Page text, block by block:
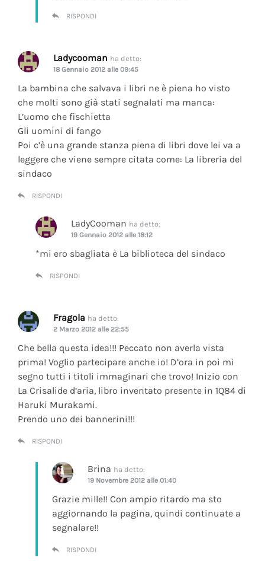
RISPONDI
Ladycooman ha detto:
18 Gennaio 2012 alle 09:45
La bambina che salvava i libri ne è piena ho visto
che molti sono già stati segnalati ma manca:
L’uomo che fischietta
Gli uomini di fango
Poi c’è una grande stanza piena di libri dove lei va a
leggere che viene sempre citata come: La libreria del
sindaco
RISPONDI
LadyCooman ha detto:
19 Gennaio 2012 alle 18:12
*mi ero sbagliata è La biblioteca del sindaco
RISPONDI
Fragola ha detto:
2 Marzo 2012 alle 22:55
Che bella questa idea!!! Peccato non averla vista
prima! Voglio partecipare anche io! D’ora in poi mi
segno tutti i titoli immaginari che trovo! Inizio con
La Crisalide d’aria, libro inventato presente in 1Q84 di
Haruki Murakami.
Prendo uno dei bannerini!!!
RISPONDI
Brina ha detto:
19 Novembre 2012 alle 01:40
Grazie mille!! Con ampio ritardo ma sto
aggiornando la pagina, quindi continuate a
segnalare!!
RISPONDI